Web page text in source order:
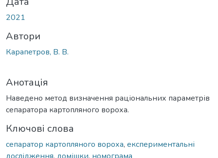
2021
Автори
Карапетров, В. В.
Анотація
Наведено метод визначення раціональних параметрів
сепаратора картопляного вороха.
Ключові слова
сепаратор картопляного вороха, експериментальні